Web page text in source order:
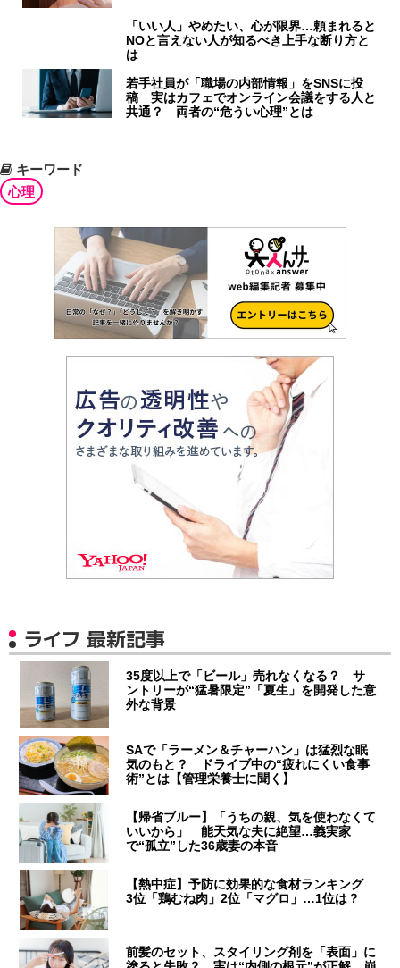
「いい人」やめたい、心が限界…頼まれると
NOと言えない人が知るべき上手な断り方と
は
若手社員が「職場の内部情報」をSNSに投
稿 実はカフェでオンライン会議をする人と
共通？ 両者の“危うい心理”とは
キーワード
心理
ライフ 最新記事
35度以上で「ビール」売れなくなる？ サ
ントリーが“猛暑限定”「夏生」を開発した意
外な背景
SAで「ラーメン＆チャーハン」は猛烈な眠
気のもと？ ドライブ中の“疲れにくい食事
術”とは【管理栄養士に聞く】
【帰省ブルー】「うちの親、気を使わなくて
いいから」 能天気な夫に絶望…義実家
で“孤立”した36歳妻の本音
【熱中症】予防に効果的な食材ランキング
3位「鶏むね肉」2位「マグロ」…1位は？
前髪のセット、スタイリング剤を「表面」に